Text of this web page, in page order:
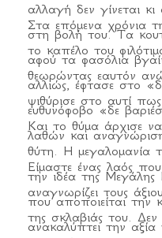
αλλαγή δεν γίνεται
στη βολή του. Τα
αφού τα φασόλια
αλλιώς, έφτασε στο
ευθυνόφοβο «δε
λαθών και
Στα επόμενα χρόνια
το καπέλο του
θεωρώντας εαυτόν
ψιθύρισε στο αυτί
Και το θύμα άρχισε
θύτη. Η μεγαλομανία
την ιδέα της
που αποποιείται την
ανακαλύπτει την
Είμαστε ένας λαός
αναγνωρίζει τους
της σκλαβιάς του.